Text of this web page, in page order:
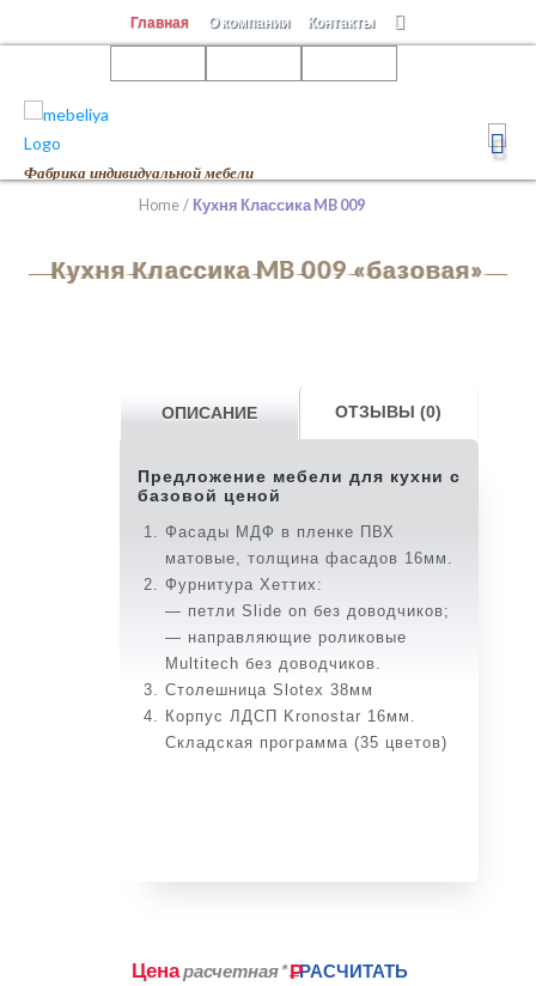
to
Главная О компании Контакты
Фабрика индивидуальной мебели
Home / Кухня Классика MB 009
Кухня Классика MB 009 «базовая»
ОПИСАНИЕ ОТЗЫВЫ (0)
Предложение мебели для кухни с
базовой ценой
Фасады МДФ в пленке ПВХ
матовые, толщина фасадов 16мм.
Фурнитура Хеттих:
— петли Slide on без доводчиков;
— направляющие роликовые
Multitech без доводчиков.
Столешница Slotex 38мм
Корпус ЛДСП Kronostar 16мм.
Складская программа (35 цветов)
Ценарасчетная*PРАСЧИТАТЬ